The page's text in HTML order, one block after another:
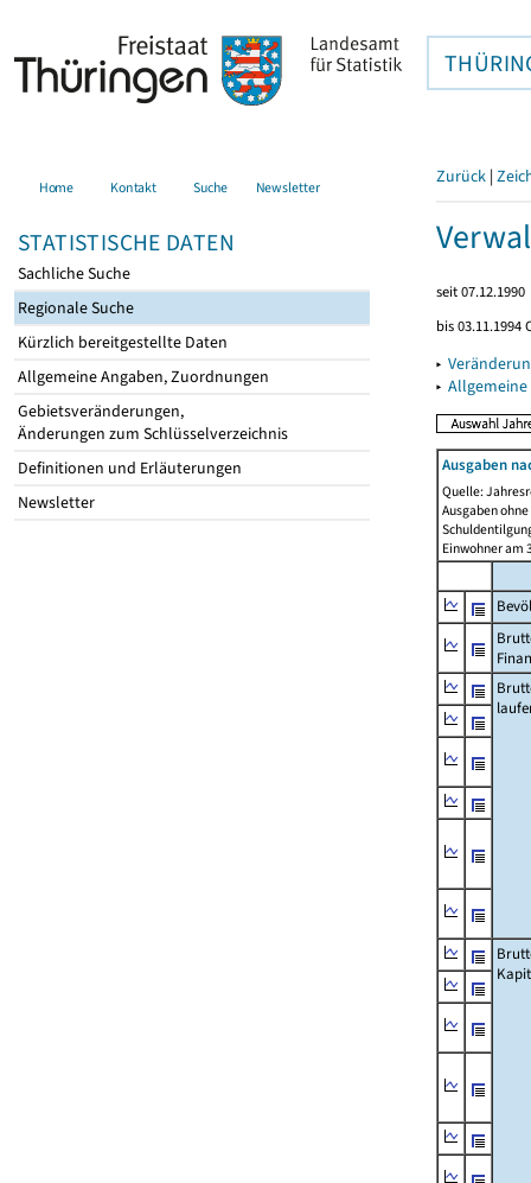
Home Kontakt Suche Newsletter
STATISTISCHE DATEN
Sachliche Suche
Regionale Suche
Kürzlich bereitgestellte Daten
Allgemeine Angaben, Zuordnungen
Gebietsveränderungen,
Änderungen zum Schlüsselverzeichnis
Definitionen und Erläuterungen
Newsletter
Zurück |
seit 07.12.1990
bis 03.11.1994
▸
▸
Ausgaben
Quelle:
Ausgaben
Einwohner am